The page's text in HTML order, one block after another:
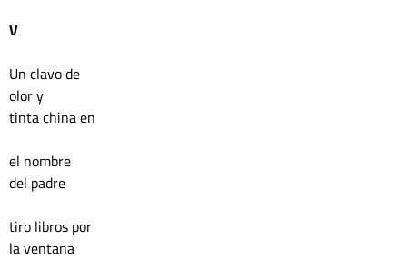
V
Un clavo de
olor y
tinta china en
el nombre
del padre
tiro libros por
la ventana